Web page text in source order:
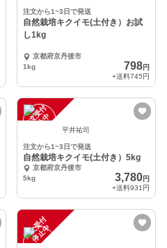
注文から1~3日で発送
自然栽培キクイモ(土付き）お試
し1kg
京都府京丹後市
1kg
798円
+送料745円
注
文
受
付
停
止
中 平井祐司
注文から1~3日で発送
自然栽培キクイモ(土付き）5kg
京都府京丹後市
5kg
3,780円
+送料931円
注
文
受
付
停
止
中